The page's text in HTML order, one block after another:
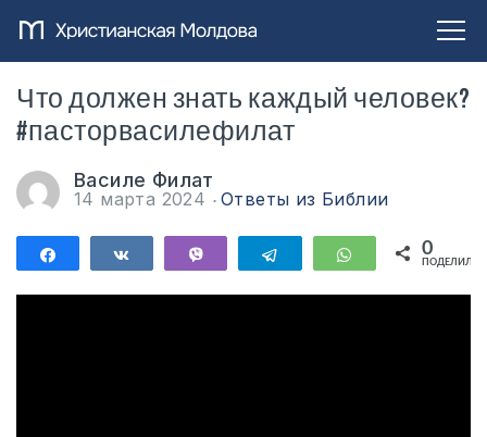
Что должен знать каждый человек?
#пасторвасилефилат
Василе Филат
14 марта 2024 Ответы из Библии
ПоделитьсяПоделиться Telegram WhatsApp
0